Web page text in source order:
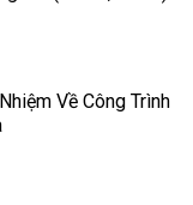
Về Công Trình